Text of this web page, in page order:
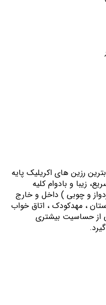
رزين هاي اكريليك پايه
زیبا و بادوام کلیه
و چوبی ) داخل و خارج
، مهدكودك ، اتاق خواب
از حساسيت بيشتري